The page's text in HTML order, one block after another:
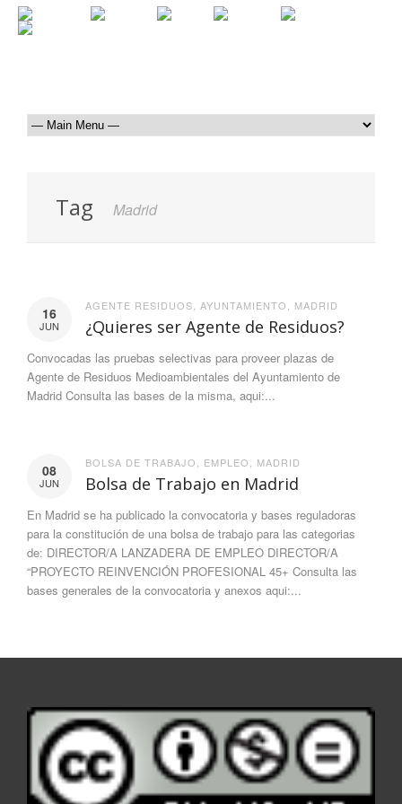
Tag Madrid
16
JUN
AGENTE RESIDUOS AYUNTAMIENTO MADRID
¿Quieres ser Agente de Residuos?
Convocadas las pruebas selectivas para proveer plazas de
Agente de Residuos Medioambientales del Ayuntamiento de
Madrid Consulta las bases de la misma, aqui:...
08
JUN
BOLSA DE TRABAJO EMPLEO MADRID
Bolsa de Trabajo en Madrid
En Madrid se ha publicado la convocatoria y bases reguladoras
para la constitución de una bolsa de trabajo para las categorias
de: DIRECTOR/A LANZADERA DE EMPLEO DIRECTOR/A
“PROYECTO REINVENCIÓN PROFESIONAL 45+ Consulta las
bases generales de la convocatoria y anexos aqui:...